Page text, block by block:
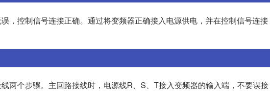
，控制信号连接正确。通过将变频器正确接入电源供电，并在控制信号连接
两个步骤。主回路接线时，电源线R、S、T接入变频器的输入端，不要误接